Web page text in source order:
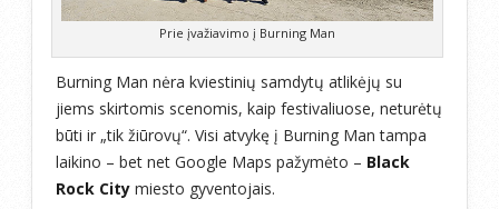
Prie įvažiavimo į Burning Man
Burning Man nėra kviestinių samdytų atlikėjų su
jiems skirtomis scenomis, kaip festivaliuose, neturėtų
būti ir „tik žiūrovų“. Visi atvykę į Burning Man tampa
laikino – bet net Google Maps pažymėto – Black
Rock City miesto gyventojais.